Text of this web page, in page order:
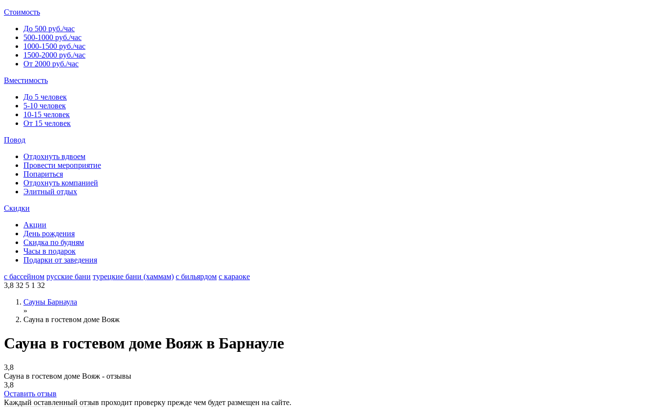
Стоимость
До 500 руб./час
500-1000 руб./час
1000-1500 руб./час
1500-2000 руб./час
От 2000 руб./час
Вместимость
До 5 человек
5-10 человек
10-15 человек
От 15 человек
Повод
Отдохнуть вдвоем
Провести мероприятие
Попариться
Отдохнуть компанией
Элитный отдых
Скидки
Акции
День рождения
Скидка по будням
Часы в подарок
Подарки от заведения
с бассейном русские бани турецкие бани (хаммам) с бильярдом с караоке
3,8 32 5 1 32
Сауны Барнаула
»
Сауна в гостевом доме Вояж
Сауна в гостевом доме Вояж в Барнауле
3,8
Сауна в гостевом доме Вояж - отзывы
3,8
Оставить отзыв
Каждый оставленный отзыв проходит проверку прежде чем будет размещен на сайте.